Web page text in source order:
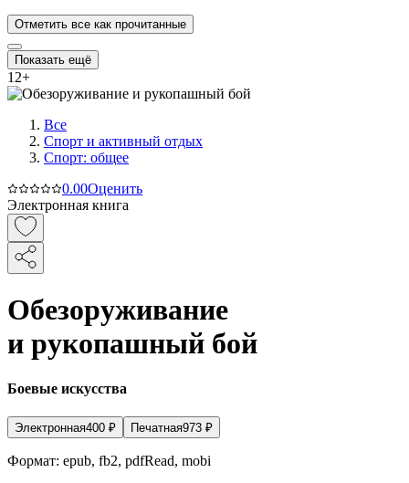
Отметить все как прочитанные
Показать ещё
12+
Все
Спорт и активный oтдых
Спорт: общее
0.00Оценить
Электронная книга
Обезоруживание
и рукопашный бой
Боевые искусства
Электронная400 ₽ Печатная973 ₽
Формат: epub, fb2, pdfRead, mobi